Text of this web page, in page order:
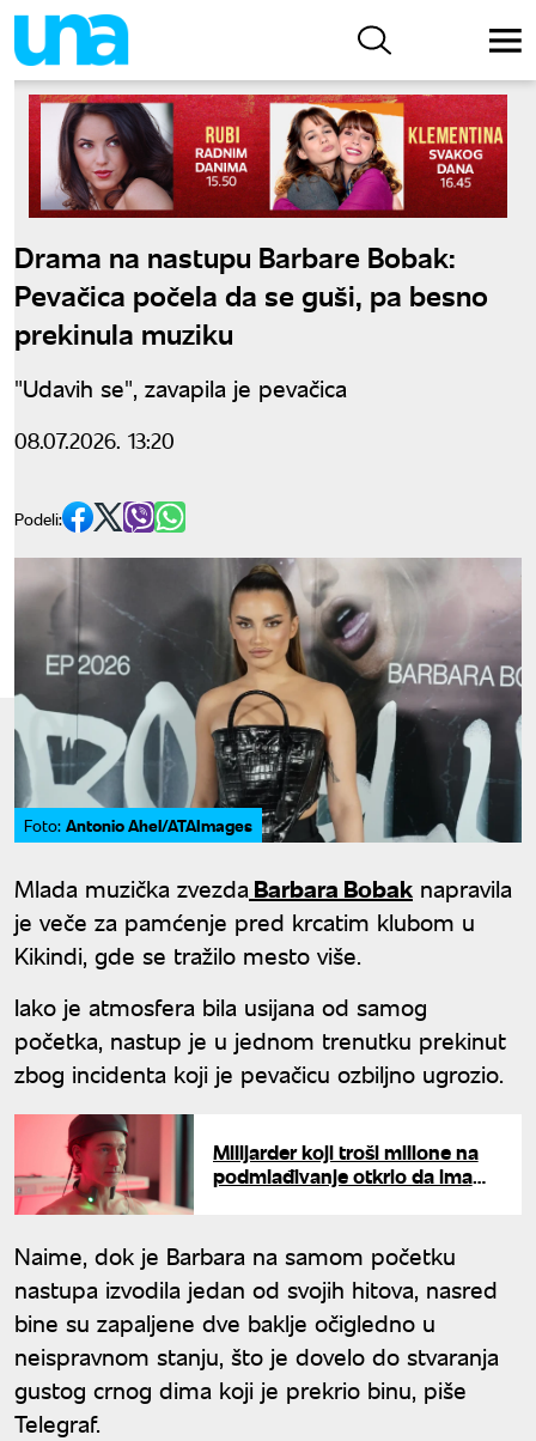
Drama na nastupu Barbare Bobak:
Pevačica počela da se guši, pa besno
prekinula muziku
"Udavih se", zavapila je pevačica
08.07.2026. 13:20
Podeli:
Foto: Antonio Ahel/ATAImages
Mlada muzička zvezda Barbara Bobak napravila
je veče za pamćenje pred krcatim klubom u
Kikindi, gde se tražilo mesto više.
Iako je atmosfera bila usijana od samog
početka, nastup je u jednom trenutku prekinut
zbog incidenta koji je pevačicu ozbiljno ugrozio.
Milijarder koji troši milione na
podmlađivanje otkrio da ima
Naime, dok je Barbara na samom početku
nastupa izvodila jedan od svojih hitova, nasred
bine su zapaljene dve baklje očigledno u
neispravnom stanju, što je dovelo do stvaranja
gustog crnog dima koji je prekrio binu, piše
Telegraf.